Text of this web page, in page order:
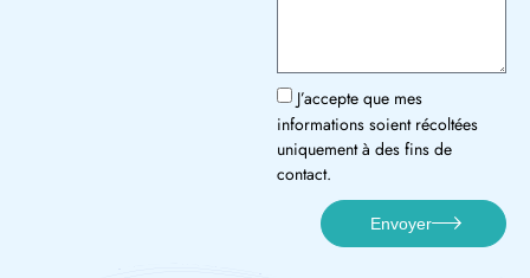
J’accepte que mes
informations soient récoltées
uniquement à des fins de
contact.
Envoyer